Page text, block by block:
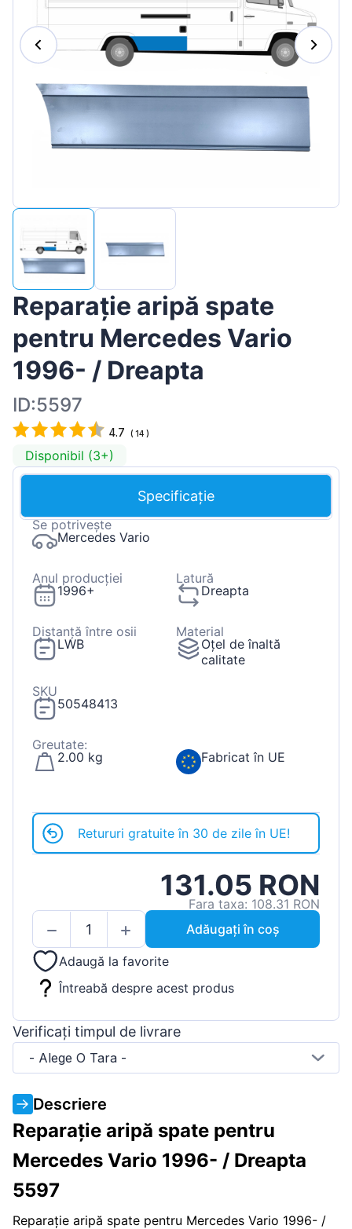
Magyar
Lietuvių
Hrvatski
Português
Reparație aripă spate
pentru Mercedes Vario
1996- / Dreapta
ID:5597
4.7 (14 )
Disponibil (3+)
Specificație
Se potrivește
Mercedes Vario
Anul producției
1996+
Latură
Dreapta
Distanță între osii
LWB
Material
Oțel de înaltă
calitate
SKU
50548413
Greutate:
2.00 kg
Fabricat în UE
Retururi gratuite în 30 de zile în UE!
131.05 RON
Fara taxa: 108.31 RON
Adăugați în coș
Adaugă la favorite
Întreabă despre acest produs
Verificați timpul de livrare
- Alege O Tara -
Descriere
Reparație aripă spate pentru
Mercedes Vario 1996- / Dreapta
5597
Reparație aripă spate pentru Mercedes Vario 1996- /